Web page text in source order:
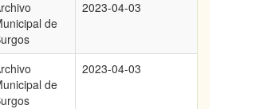
de
2023-04-03
de
2023-04-03